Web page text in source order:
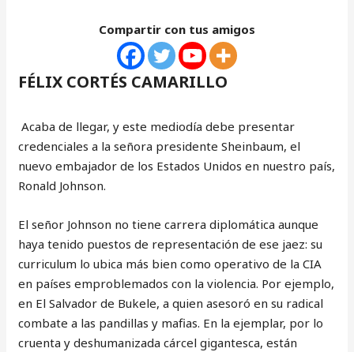
Compartir con tus amigos
FÉLIX CORTÉS CAMARILLO
Acaba de llegar, y este mediodía debe presentar
credenciales a la señora presidente Sheinbaum, el
nuevo embajador de los Estados Unidos en nuestro país,
Ronald Johnson.
El señor Johnson no tiene carrera diplomática aunque
haya tenido puestos de representación de ese jaez: su
curriculum lo ubica más bien como operativo de la CIA
en países emproblemados con la violencia. Por ejemplo,
en El Salvador de Bukele, a quien asesoró en su radical
combate a las pandillas y mafias. En la ejemplar, por lo
cruenta y deshumanizada cárcel gigantesca, están